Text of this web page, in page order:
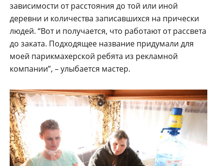
зависимости от расстояния до той или иной
деревни и количества записавшихся на прически
людей. “Вот и получается, что работают от рассвета
до заката. Подходящее название придумали для
моей парикмахерской ребята из рекламной
компании”, – улыбается мастер.